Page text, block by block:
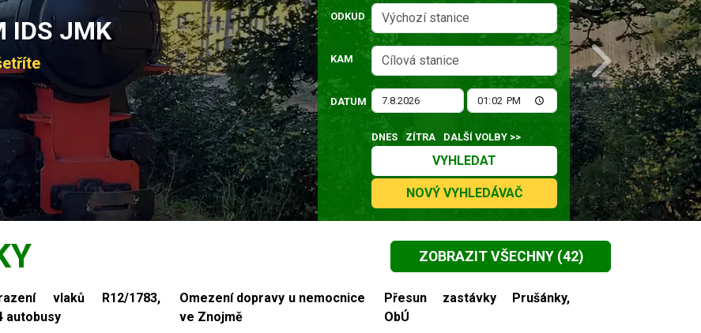
IDS JMK
Next
ODKUD
KAM
DATUM
DNES ZÍTRA DALŠÍ VOLBY >>
VYHLEDAT
NOVÝ VYHLEDÁVAČ
ZOBRAZIT VŠECHNY(42)
vlaků R12/1783,
autobusy
Omezení dopravy u nemocnice
ve Znojmě
Přesun zastávky Prušánky,
ObÚ